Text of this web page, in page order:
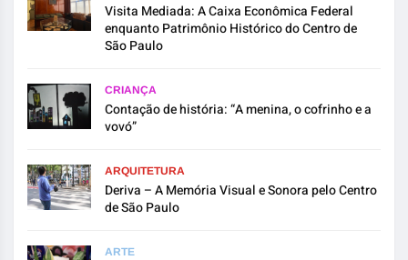
Visita Mediada: A Caixa Econômica Federal
enquanto Patrimônio Histórico do Centro de
São Paulo
CRIANÇA
Contação de história: “A menina, o cofrinho e a
vovó”
ARQUITETURA
Deriva – A Memória Visual e Sonora pelo Centro
de São Paulo
ARTE